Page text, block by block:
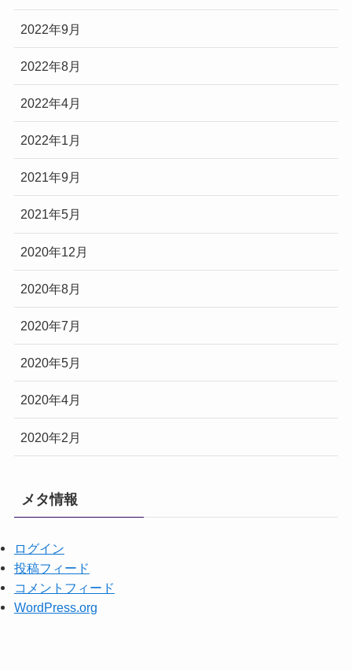
2022年9月
2022年8月
2022年4月
2022年1月
2021年9月
2021年5月
2020年12月
2020年8月
2020年7月
2020年5月
2020年4月
2020年2月
メタ情報
ログイン
投稿フィード
コメントフィード
WordPress.org